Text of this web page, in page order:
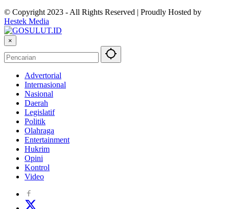
© Copyright 2023 - All Rights Reserved | Proudly Hosted by
Hestek Media
×
Advertorial
Internasional
Nasional
Daerah
Legislatif
Politik
Olahraga
Entertainment
Hukrim
Opini
Kontrol
Video